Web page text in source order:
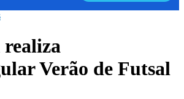
Verão de Futsal